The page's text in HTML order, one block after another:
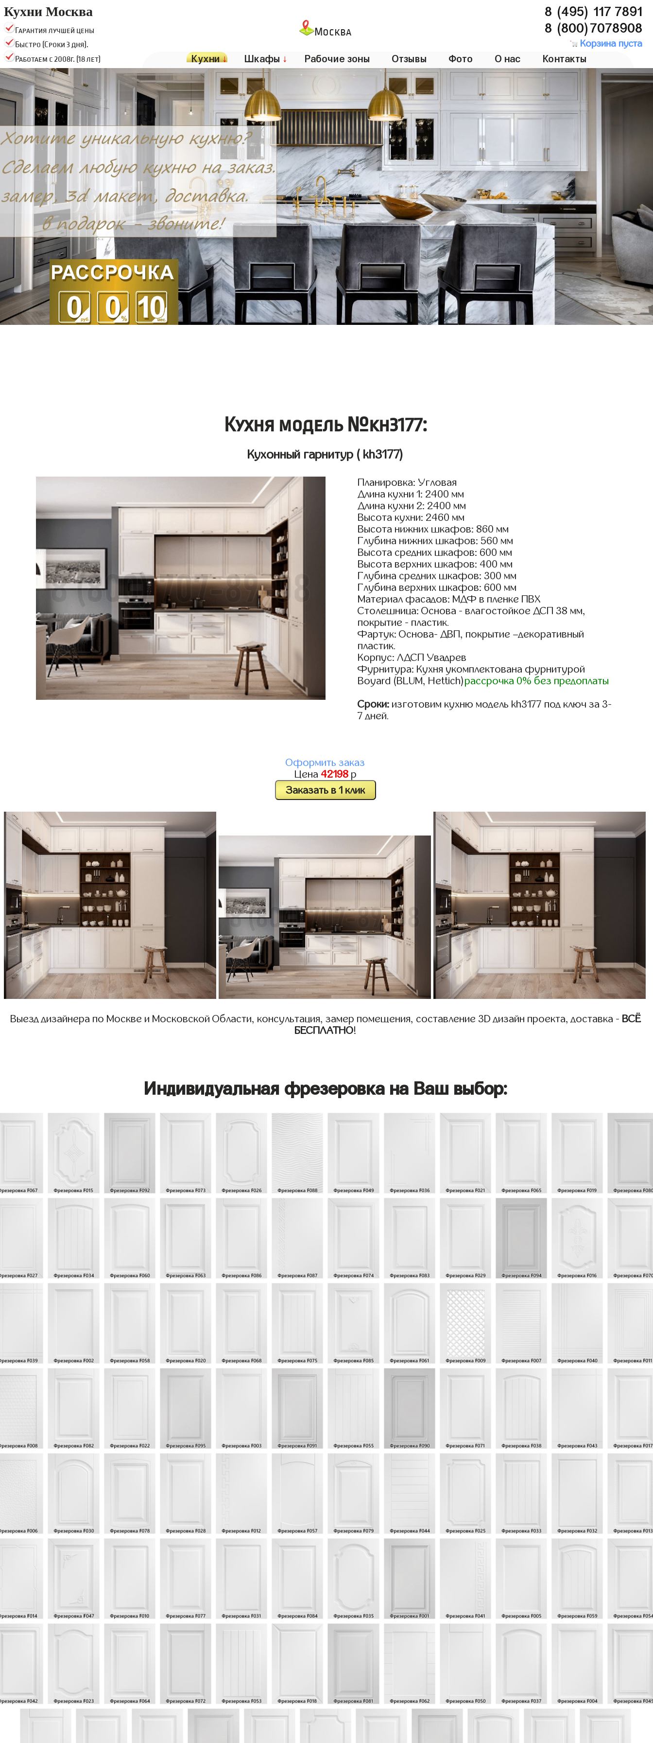
Кухни Москва
Гарантия лучшей цены
Быстро (Сроки 3 дня).
Работаем с 2008г. (18 лет)
Москва
8 (495) 117 7891
8 (800)7078908
Корзина пуста
Кухни↓ Шкафы ↓ Рабочие зоны Отзывы Фото О нас Контакты
Кухня модель №kh3177:
Кухонный гарнитур ( kh3177)
Планировка: Угловая
Длина кухни 1: 2400 мм
Длина кухни 2: 2400 мм
Высота кухни: 2460 мм
Высота нижних шкафов: 860 мм
Глубина нижних шкафов: 560 мм
Высота средних шкафов: 600 мм
Высота верхних шкафов: 400 мм
Глубина средних шкафов: 300 мм
Глубина верхних шкафов: 600 мм
Материал фасадов: МДФ в пленке ПВХ
Столешница: Основа - влагостойкое ДСП 38 мм,
покрытие - пластик.
Фартук: Основа- ДВП, покрытие –декоративный
пластик.
Корпус: ЛДСП Увадрев
Фурнитура: Кухня укомплектована фурнитурой
Boyard (BLUM, Hettich)рассрочка 0% без предоплаты
Сроки: изготовим кухню модель kh3177 под ключ за 3-
7 дней.
Оформить заказ
Цена 42198р
Заказать в 1 клик
Выезд дизайнера по Москве и Московской Области, консультация, замер помещения, составление 3D дизайн проекта, доставка - ВСЁ
БЕСПЛАТНО!
Индивидуальная фрезеровка на Ваш выбор: